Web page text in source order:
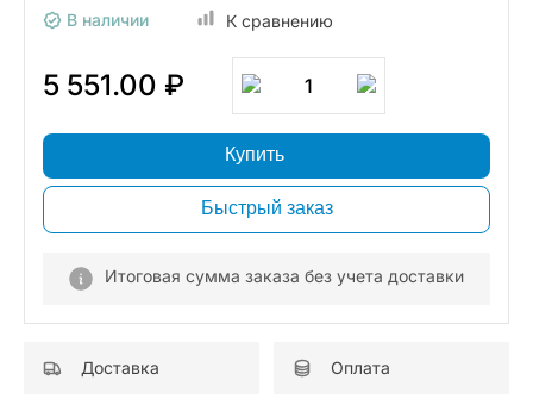
В наличии К сравнению
5 551.00 ₽ 1
Купить
Быстрый заказ
Итоговая сумма заказа без учета доставки
Доставка Оплата